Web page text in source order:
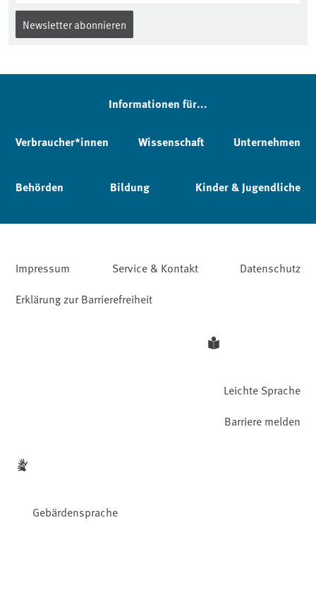
Newsletter abonnieren
Informationen für...
Verbraucher*innen Wissenschaft Unternehmen
Behörden Bildung Kinder & Jugendliche
Impressum Service & Kontakt
Datenschutz
Erklärung zur Barrierefreiheit
Leichte Sprache
Gebärdensprache
Barriere melden